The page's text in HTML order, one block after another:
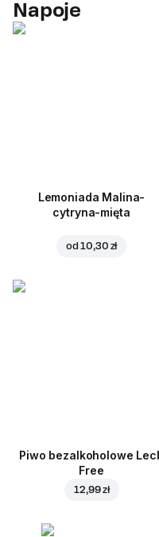
Napoje
Lemoniada Malina-
cytryna-mięta
od10,30 zł
Piwo bezalkoholowe
Free
12,99 zł